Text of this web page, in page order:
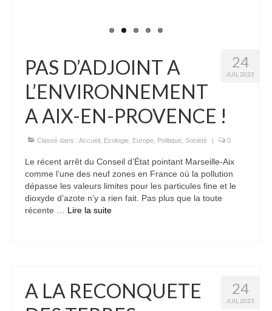
24
JUIL 2023
PAS D’ADJOINT A
L’ENVIRONNEMENT
A AIX-EN-PROVENCE !
Classé dans : Accueil Ecologie Europe Politique Société | 0
Le récent arrêt du Conseil d’État pointant Marseille-Aix
comme l’une des neuf zones en France où la pollution
dépasse les valeurs limites pour les particules fine et le
dioxyde d’azote n’y a rien fait. Pas plus que la toute
récente … Lire la suite­­
24
JUIL 2023
A LA RECONQUETE